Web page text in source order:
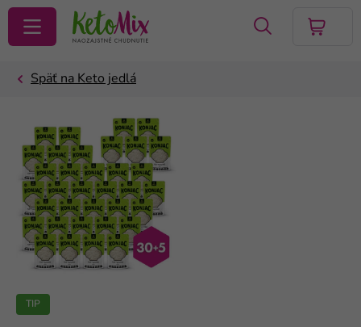
VYHĽADAŤ
TIP